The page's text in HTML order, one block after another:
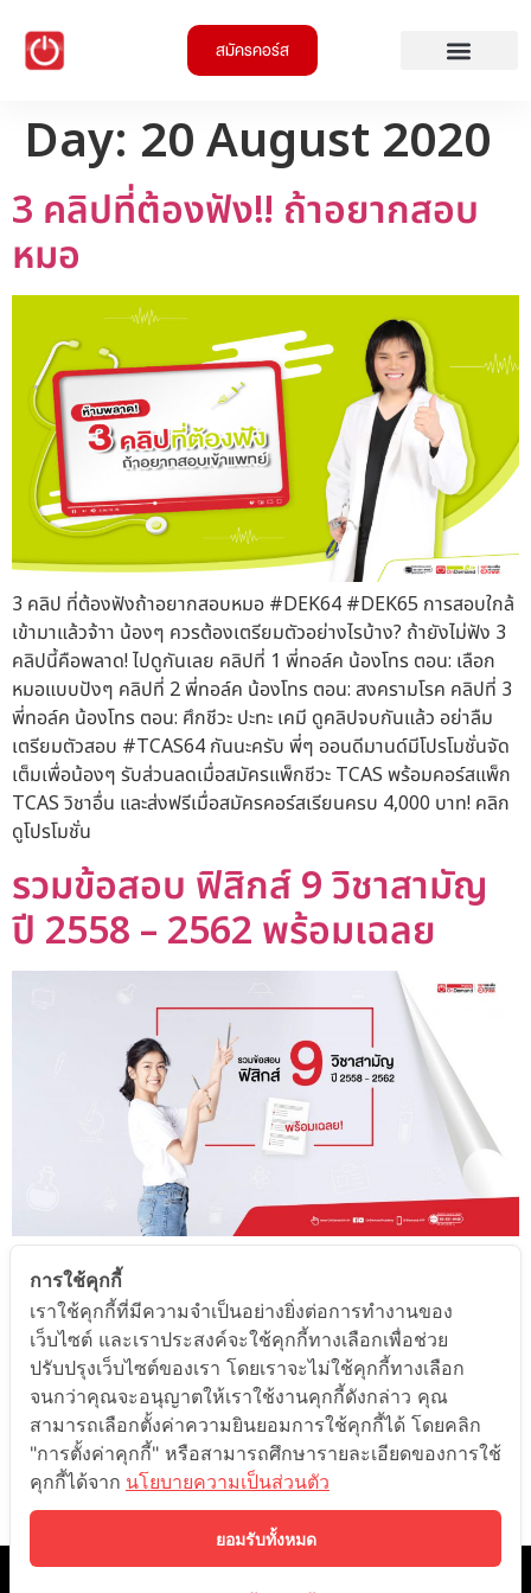
สมัครคอร์ส
Day: 20 August 2020
3 คลิปที่ต้องฟัง‼ ถ้าอยากสอบ
หมอ
3 คลิป ที่ต้องฟังถ้าอยากสอบหมอ #DEK64 #DEK65 การสอบใกล้
เข้ามาแล้วจ้าา น้องๆ ควรต้องเตรียมตัวอย่างไรบ้าง? ถ้ายังไม่ฟัง 3
คลิปนี้คือพลาด! ไปดูกันเลย คลิปที่ 1 พี่ทอล์ค น้องโทร ตอน: เลือก
หมอแบบปังๆ คลิปที่ 2 พี่ทอล์ค น้องโทร ตอน: สงครามโรค คลิปที่ 3
พี่ทอล์ค น้องโทร ตอน: ศึกชีวะ ปะทะ เคมี ดูคลิปจบกันแล้ว อย่าลืม
เตรียมตัวสอบ #TCAS64 กันนะครับ พี่ๆ ออนดีมานด์มีโปรโมชั่นจัด
เต็มเพื่อน้องๆ รับส่วนลดเมื่อสมัครแพ็กชีวะ TCAS พร้อมคอร์สแพ็ก
TCAS วิชาอื่น และส่งฟรีเมื่อสมัครคอร์สเรียนครบ 4,000 บาท! คลิก
ดูโปรโมชั่น
รวมข้อสอบ ฟิสิกส์ 9 วิชาสามัญ
ปี 2558 – 2562 พร้อมเฉลย
ข้อสอบ ฟิสิกส์ 9 วิชาสามัญ ไว้ให้แล้ว ย้อนหลังตั้งแต่ปี 2558 –
2562 พร้อมเฉลย ไปทดลองทำ ทดสอบความรู้ ความเข้าใจของตัว
เองกันได้เลยคร้าบบบ 🤟 เหลือเวลาเตรียมสอบ ฟิสิกส์ 9 วิชาสามัญ
00 วัน 00 ชั่วโมง 00 นาที 00 วินาที ตัวอย่าง ข้อสอบ ฟิสิกส์ ปี 2558
กำหนดให้ใช้ค่าต่อไปนี้ สำหรับกรณีที่ต้องแทนค่าตัวเลข g = 9.8
m/s2 π =3.14159180° = π เรเดียนสัญลักษณ์ log แทนลอการิทึม
ฐานสิบหรือตามที่กำหนดในโจทย์ 📍 ดีดมวลก้อนหนึ่งขึ้นไปในแนวดิ่ง
ด้วยความเร็วต้น 7.0 m.s−1 จะขึ้นไปได้สูงกี่เมตร จากจุดที่ดีด 1.
1.222. […]
©️ 2021 ONDEMAND EDUCATION CO.,LTD. ALL RIGHTS RESERVED.
การใช้คุกกี้
เราใช้คุกกี้ที่มีความจำเป็นอย่างยิ่งต่อการทำงานของ
เว็บไซต์ และเราประสงค์จะใช้คุกกี้ทางเลือกเพื่อช่วย
ปรับปรุงเว็บไซต์ของเรา โดยเราจะไม่ใช้คุกกี้ทางเลือก
จนกว่าคุณจะอนุญาตให้เราใช้งานคุกกี้ดังกล่าว คุณ
สามารถเลือกตั้งค่าความยินยอมการใช้คุกกี้ได้ โดยคลิก
"การตั้งค่าคุกกี้" หรือสามารถศึกษารายละเอียดของการใช้
คุกกี้ได้จาก นโยบายความเป็นส่วนตัว
ยอมรับทั้งหมด